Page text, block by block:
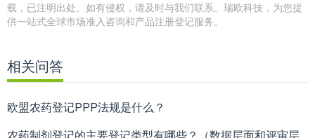
载，已注明出处。如有侵权，请及时与我们联系。瑞欧科技，为您提
供一站式全球市场准入咨询和产品注册登记服务。
相关问答
欧盟农药登记PPP法规是什么？